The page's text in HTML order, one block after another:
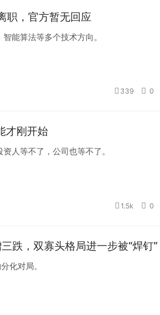
职，官方暂无回应
能算法等多个技术方向。
339 0
才刚开始
人等不了，公司也等不了。
1.5k 0
跌，双寡头格局进一步被“焊钉”
化对局。